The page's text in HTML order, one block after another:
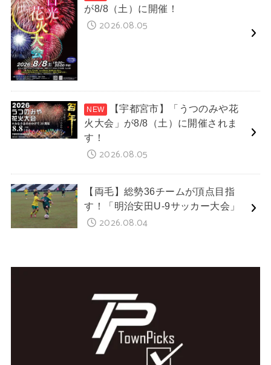
が8/8（土）に開催！
2026.08.05
【宇都宮市】「うつのみや花
火大会」が8/8（土）に開催されま
す！
2026.08.05
【両毛】総勢36チームが頂点目指
す！「明治安田U-9サッカー大会」
2026.08.04